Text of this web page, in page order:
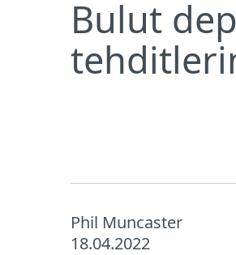
Bulut
Phil Muncaster
18.04.2022